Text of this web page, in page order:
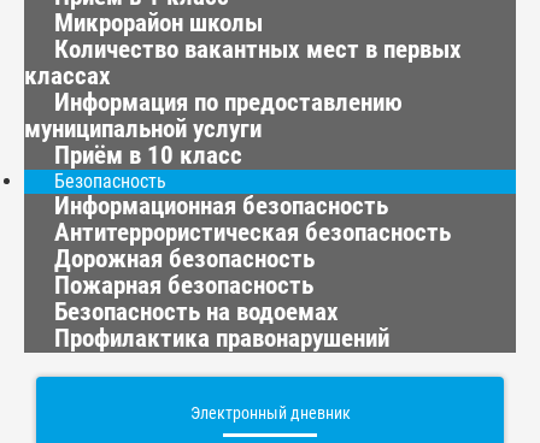
Микрорайон школы
Количество вакантных мест в первых
классах
Информация по предоставлению
муниципальной услуги
Приём в 10 класс
Безопасность
Информационная безопасность
Антитеррористическая безопасность
Дорожная безопасность
Пожарная безопасность
Безопасность на водоемах
Профилактика правонарушений
Электронный дневник